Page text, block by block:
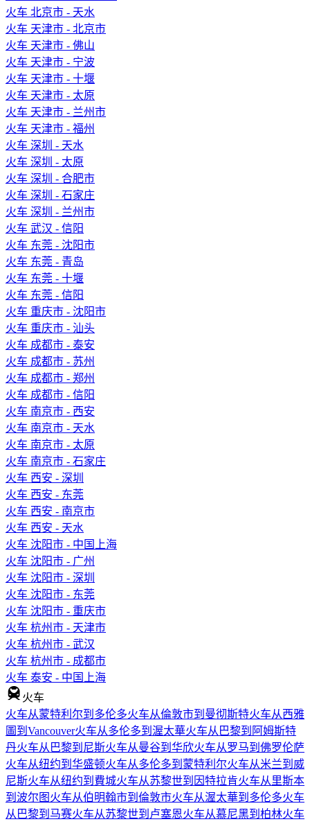
火车 北京市 - 天水
火车 天津市 - 北京市
火车 天津市 - 佛山
火车 天津市 - 宁波
火车 天津市 - 十堰
火车 天津市 - 太原
火车 天津市 - 兰州市
火车 天津市 - 福州
火车 深圳 - 天水
火车 深圳 - 太原
火车 深圳 - 合肥市
火车 深圳 - 石家庄
火车 深圳 - 兰州市
火车 武汉 - 信阳
火车 东莞 - 沈阳市
火车 东莞 - 青岛
火车 东莞 - 十堰
火车 东莞 - 信阳
火车 重庆市 - 沈阳市
火车 重庆市 - 汕头
火车 成都市 - 泰安
火车 成都市 - 苏州
火车 成都市 - 郑州
火车 成都市 - 信阳
火车 南京市 - 西安
火车 南京市 - 天水
火车 南京市 - 太原
火车 南京市 - 石家庄
火车 西安 - 深圳
火车 西安 - 东莞
火车 西安 - 南京市
火车 西安 - 天水
火车 沈阳市 - 中国上海
火车 沈阳市 - 广州
火车 沈阳市 - 深圳
火车 沈阳市 - 东莞
火车 沈阳市 - 重庆市
火车 杭州市 - 天津市
火车 杭州市 - 武汉
火车 杭州市 - 成都市
火车 泰安 - 中国上海
火车
火车从蒙特利尔到多伦多火车从倫敦市到曼彻斯特火车从西雅
圖到Vancouver火车从多伦多到渥太華火车从巴黎到阿姆斯特
丹火车从巴黎到尼斯火车从曼谷到华欣火车从罗马到佛罗伦萨
火车从纽约到华盛顿火车从多伦多到蒙特利尔火车从米兰到威
尼斯火车从纽约到費城火车从苏黎世到因特拉肯火车从里斯本
到波尔图 火车从伯明翰市到倫敦市火车从渥太華到多伦多火车
从巴黎到马赛火车从苏黎世到卢塞恩火车从慕尼黑到柏林火车